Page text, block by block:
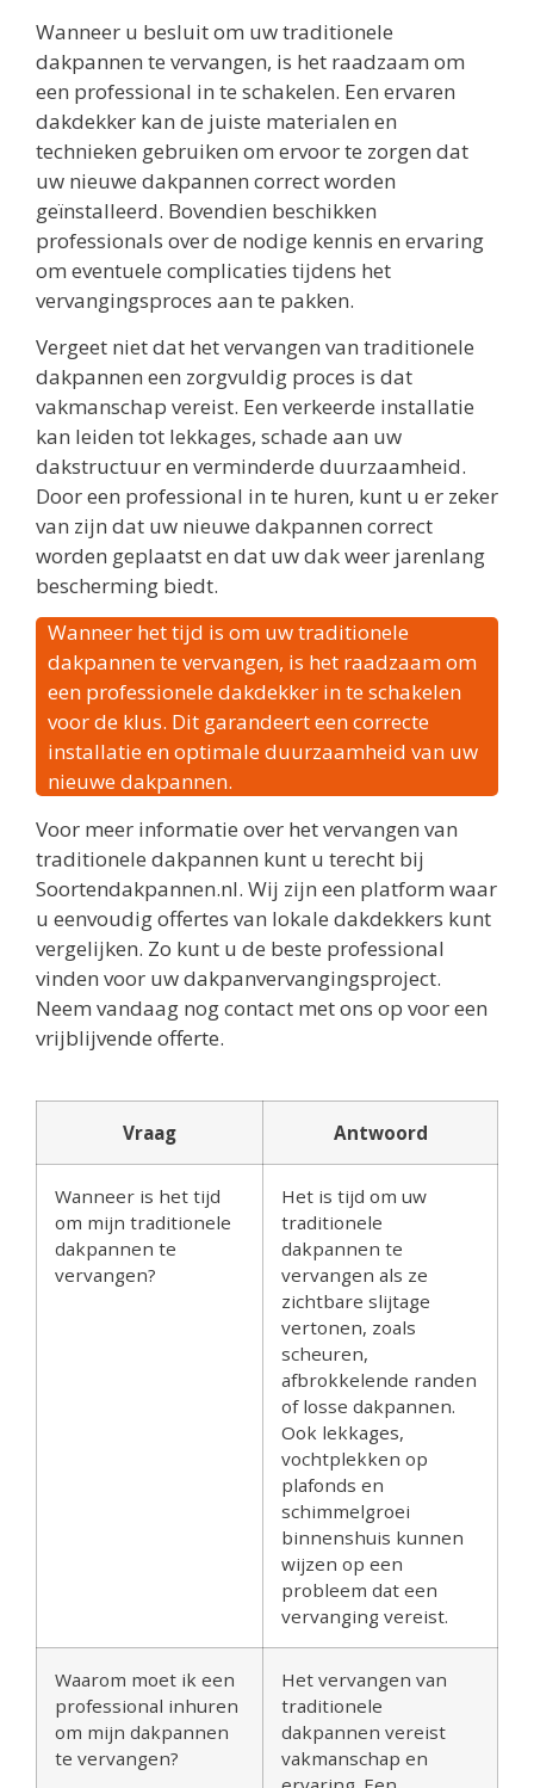
Wanneer u besluit om uw traditionele
dakpannen te vervangen, is het raadzaam om
een professional in te schakelen. Een ervaren
dakdekker kan de juiste materialen en
technieken gebruiken om ervoor te zorgen dat
uw nieuwe dakpannen correct worden
geïnstalleerd. Bovendien beschikken
professionals over de nodige kennis en ervaring
om eventuele complicaties tijdens het
vervangingsproces aan te pakken.
Vergeet niet dat het vervangen van traditionele
dakpannen een zorgvuldig proces is dat
vakmanschap vereist. Een verkeerde installatie
kan leiden tot lekkages, schade aan uw
dakstructuur en verminderde duurzaamheid.
Door een professional in te huren, kunt u er zeker
van zijn dat uw nieuwe dakpannen correct
worden geplaatst en dat uw dak weer jarenlang
bescherming biedt.
Wanneer het tijd is om uw traditionele
dakpannen te vervangen, is het raadzaam om
een professionele dakdekker in te schakelen
voor de klus. Dit garandeert een correcte
installatie en optimale duurzaamheid van uw
nieuwe dakpannen.
Voor meer informatie over het vervangen van
traditionele dakpannen kunt u terecht bij
Soortendakpannen.nl. Wij zijn een platform waar
u eenvoudig offertes van lokale dakdekkers kunt
vergelijken. Zo kunt u de beste professional
vinden voor uw dakpanvervangingsproject.
Neem vandaag nog contact met ons op voor een
vrijblijvende offerte.
Vraag Antwoord
Wanneer is het tijd
om mijn traditionele
dakpannen te
vervangen?
Het is tijd om uw
traditionele
dakpannen te
vervangen als ze
zichtbare slijtage
vertonen, zoals
scheuren,
afbrokkelende randen
of losse dakpannen.
Ook lekkages,
vochtplekken op
plafonds en
schimmelgroei
binnenshuis kunnen
wijzen op een
probleem dat een
vervanging vereist.
Waarom moet ik een
professional inhuren
om mijn dakpannen
te vervangen?
Het vervangen van
traditionele
dakpannen vereist
vakmanschap en